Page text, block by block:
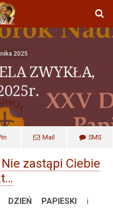
2025
ZWYKŁA,
Mail SMS
zastąpi Ciebie
DZIEŃ PAPIESKIi